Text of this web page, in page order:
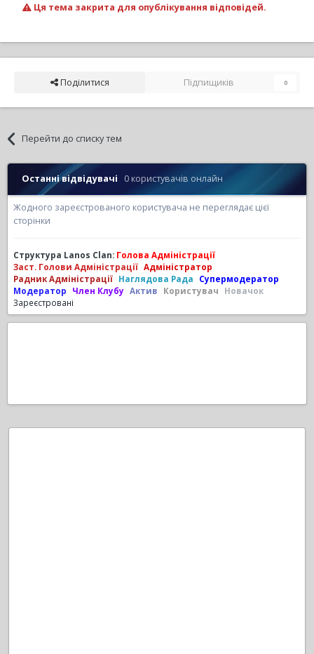
Ця тема закрита для опублікування відповідей.
Поділитися Підпищиків 0
Перейти до списку тем
Останні відвідувачі 0 користувачів онлайн
Жодного зареєстрованого користувача не переглядає цієї
сторінки
Структура Lanos Clan: Голова Адміністрації
Заст. Голови Адміністрації Адміністратор
Радник Адміністрації Наглядова Рада
Супермодератор
Модератор
Член Клубу Актив Користувач
Новачок
Зареєстровані